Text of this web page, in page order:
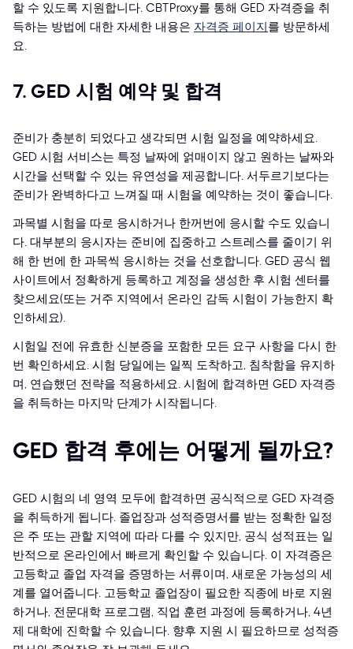
할 수 있도록 지원합니다. CBTProxy를 통해 GED 자격증을 취
득하는 방법에 대한 자세한 내용은 자격증 페이지를 방문하세
요.
7. GED 시험 예약 및 합격
준비가 충분히 되었다고 생각되면 시험 일정을 예약하세요.
GED 시험 서비스는 특정 날짜에 얽매이지 않고 원하는 날짜와
시간을 선택할 수 있는 유연성을 제공합니다. 서두르기보다는
준비가 완벽하다고 느껴질 때 시험을 예약하는 것이 좋습니다.
과목별 시험을 따로 응시하거나 한꺼번에 응시할 수도 있습니
다. 대부분의 응시자는 준비에 집중하고 스트레스를 줄이기 위
해 한 번에 한 과목씩 응시하는 것을 선호합니다. GED 공식 웹
사이트에서 정확하게 등록하고 계정을 생성한 후 시험 센터를
찾으세요(또는 거주 지역에서 온라인 감독 시험이 가능한지 확
인하세요).
시험일 전에 유효한 신분증을 포함한 모든 요구 사항을 다시 한
번 확인하세요. 시험 당일에는 일찍 도착하고, 침착함을 유지하
며, 연습했던 전략을 적용하세요. 시험에 합격하면 GED 자격증
을 취득하는 마지막 단계가 시작됩니다.
GED 합격 후에는 어떻게 될까요?
GED 시험의 네 영역 모두에 합격하면 공식적으로 GED 자격증
을 취득하게 됩니다. 졸업장과 성적증명서를 받는 정확한 일정
은 주 또는 관할 지역에 따라 다를 수 있지만, 공식 성적표는 일
반적으로 온라인에서 빠르게 확인할 수 있습니다. 이 자격증은
고등학교 졸업 자격을 증명하는 서류이며, 새로운 가능성의 세
계를 열어줍니다. 고등학교 졸업장이 필요한 직종에 바로 지원
하거나, 전문대학 프로그램, 직업 훈련 과정에 등록하거나, 4년
제 대학에 진학할 수 있습니다. 향후 지원 시 필요하므로 성적증